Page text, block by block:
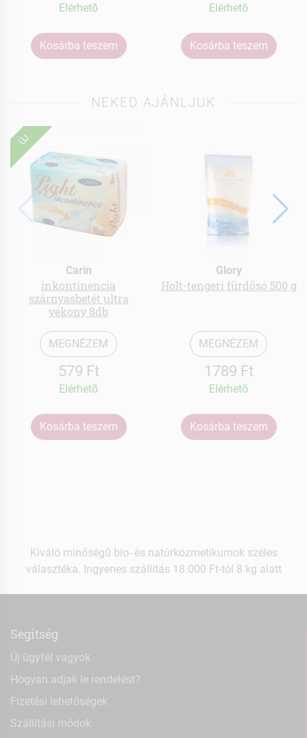
Elérhetõ
Kosárba teszem
Elérhetõ
Kosárba teszem
NEKED AJÁNLJUK
ÚJ
Carin
inkontinencia
szárnyasbetét ultra
vékony 8db
MEGNÉZEM
579 Ft
Elérhetõ
Kosárba teszem
Glory
Holt-tengeri fürdősó 500 g
MEGNÉZEM
1789 Ft
Elérhetõ
Kosárba teszem
Kiváló minőségű bio- és natúrkozmetikumok széles
választéka. Ingyenes szállítás 18.000 Ft-tól 8 kg alatt
Segítség
Új ügyfél vagyok
Hogyan adjak le rendelést?
Fizetési lehetőségek
Szállítási módok